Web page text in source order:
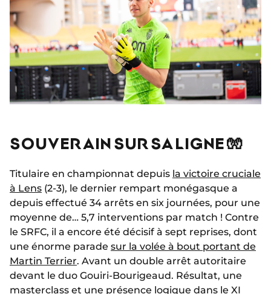
SOUVERAIN SUR SA LIGNE 🧤
Titulaire en championnat depuis la victoire cruciale
à Lens (2-3), le dernier rempart monégasque a
depuis effectué 34 arrêts en six journées, pour une
moyenne de… 5,7 interventions par match ! Contre
le SRFC, il a encore été décisif à sept reprises, dont
une énorme parade sur la volée à bout portant de
Martin Terrier. Avant un double arrêt autoritaire
devant le duo Gouiri-Bourigeaud. Résultat, une
masterclass et une présence logique dans le XI